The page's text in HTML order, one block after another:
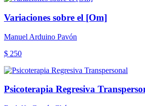
Variaciones sobre el [Om]
Manuel Arduino Pavón
$ 250
Psicoterapia Regresiva